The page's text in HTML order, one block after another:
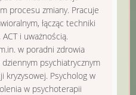
procesu zmiany. Pracuje
łącząc techniki
i uważnością.
w poradni zdrowia
psychiatrycznym
kryzysowej. Psycholog w
w psychoterapii